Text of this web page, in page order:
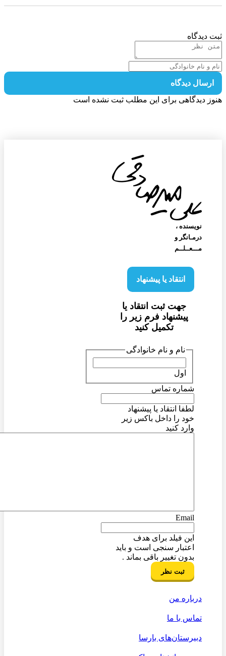
دیدگاه
دیدگاه
دیدگاهی برای این مطلب ثبت نشده است
نویسنده‌ ،
درمـانگر و
مـــعــلــم
انتقاد یا پیشنهاد
جهت ثبت انتقاد یا
پیشنهاد فرم زیر را
تکمیل کنید
نام و نام خانوادگی
شماره تماس
لطفا انتقاد یا پیشنهاد
خود را داخل باکس زیر
وارد کنید
Email
این فیلد برای هدف
اعتبار سنجی است و باید
بدون تغییر باقی بماند .
درباره من
تماس با ما
دبیرستان‌های بارسا